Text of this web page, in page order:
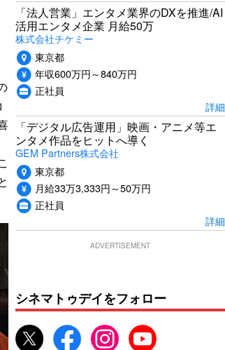
「法人営業」エンタメ業界のDXを推進/AI
活用エンタメ企業 月給50万
株式会社チケミー
東京都
年収600万円～840万円
正社員
詳細
「デジタル広告運用」映画・アニメ等エ
ンタメ作品をヒットへ導く
GEM Partners株式会社
東京都
月給33万3,333円～50万円
正社員
詳細
ADVERTISEMENT
シネマトゥデイをフォロー